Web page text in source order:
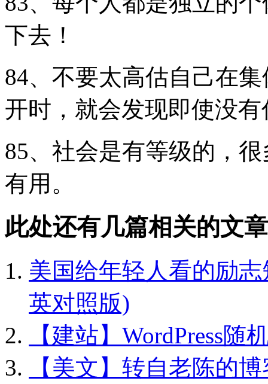
下去！
84、不要太高估自己在
开时，就会发现即使没
85、社会是有等级的，
有用。
此处还有几篇相关的文
美国给年轻人看的励
英对照版)
【建站】WordPress
【美文】转自老陈的